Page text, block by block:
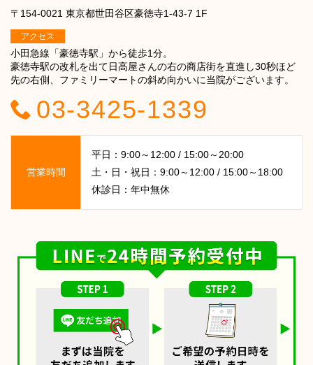
〒154-0021 東京都世田谷区豪徳寺1-43-7 1F
アクセス
小田急線「豪徳寺駅」から徒歩1分。
豪徳寺駅の改札を出て日高屋さんの右の商店街を直進し30秒ほど
先の右側、ファミリーマートの斜め向かいに当院がございます。
03-3425-1339
営業時間
平日：9:00～12:00 / 15:00～20:00
土・日・祝日：9:00～12:00 / 15:00～18:00
休診日：年中無休